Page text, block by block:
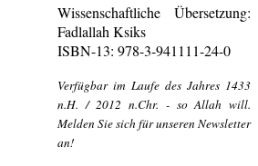
Wissenschaftliche Übersetzung:
Fadlallah Ksiks
ISBN-13: 978-3-941111-24-0
Verfügbar im Laufe des Jahres 1433
n.H. / 2012 n.Chr. - so Allah will.
Melden Sie sich für unseren Newsletter
an!